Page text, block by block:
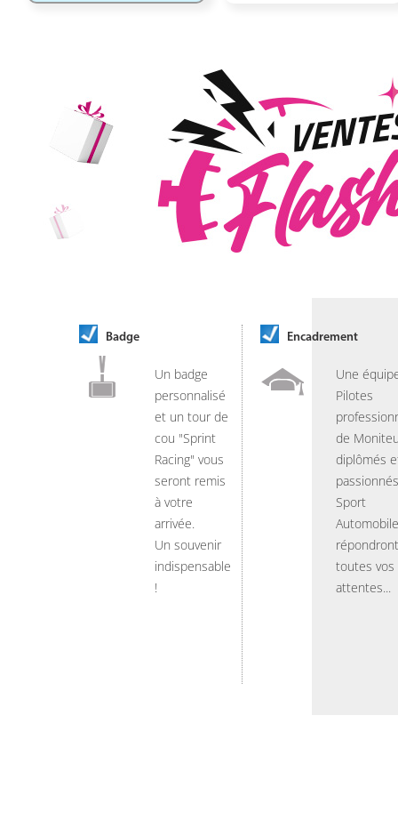
Badge
Un badge
personnalisé
et un tour de
cou "Sprint
Racing" vous
seront remis
à votre
arrivée.
Un souvenir
indispensable
!
Encadrement
Une
Pilotes
de
diplômés
Sport
Automobile
toutes vos
attentes...